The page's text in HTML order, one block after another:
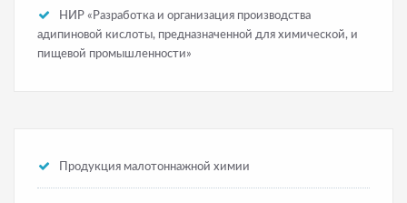
НИР «Разработка и организация производства
адипиновой кислоты, предназначенной для химической, и
пищевой промышленности»
Продукция малотоннажной химии